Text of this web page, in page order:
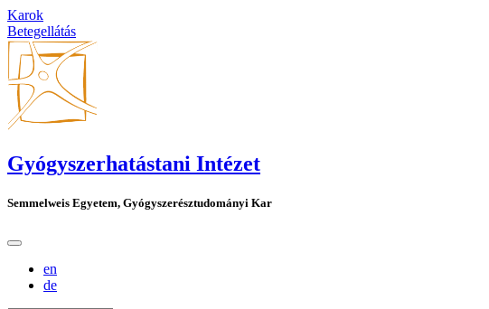
Karok
Betegellátás
Gyógyszerhatástani Intézet
Semmelweis Egyetem, Gyógyszerésztudományi Kar
en
de